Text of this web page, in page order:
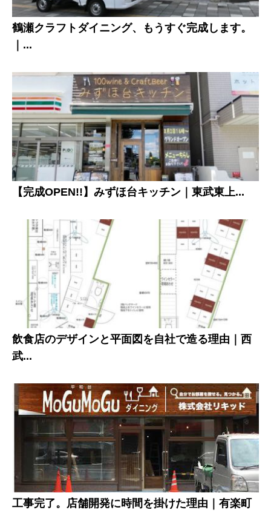
鶴瀬クラフトダイニング、もうすぐ完成します。
｜...
【完成OPEN!!】みずほ台キッチン｜東武東上...
飲食店のデザインと平面図を自社で造る理由｜西
武...
工事完了。店舗開発に時間を掛けた理由｜有楽町